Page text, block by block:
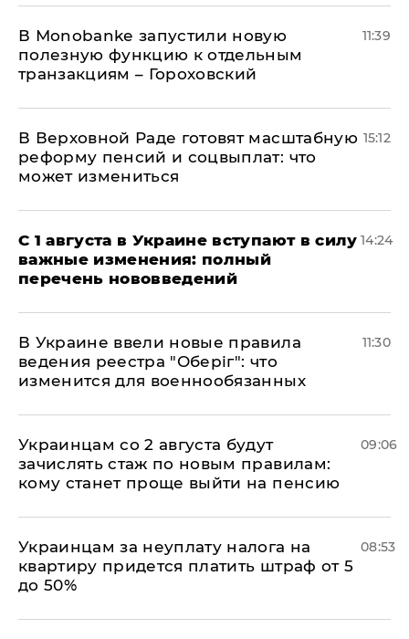
В Мonobankе запустили новую
полезную функцию к отдельным
транзакциям – Гороховский
11:39
В Верховной Раде готовят масштабную
реформу пенсий и соцвыплат: что
может измениться
15:12
С 1 августа в Украине вступают в силу
важные изменения: полный
перечень нововведений
14:24
В Украине ввели новые правила
ведения реестра "Оберіг": что
изменится для военнообязанных
11:30
Украинцам со 2 августа будут
зачислять стаж по новым правилам:
кому станет проще выйти на пенсию
09:06
Украинцам за неуплату налога на
квартиру придется платить штраф от 5
до 50%
08:53